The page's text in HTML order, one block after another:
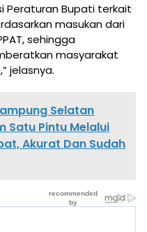
Peraturan Bupati terkait
masukan dari
sehingga
masyarakat
jelasnya.
Selatan
Satu Pintu Melalui
Akurat Dan Sudah